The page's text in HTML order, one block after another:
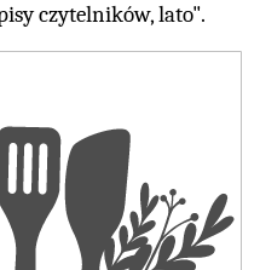
czytelników, lato".